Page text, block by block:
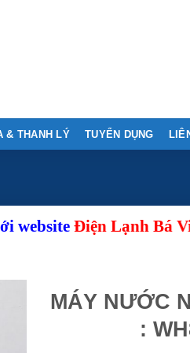
& THANH LÝ TUYỂN DỤNG
Điện Lạnh Bá Vinh-
MÁY NƯỚC
: